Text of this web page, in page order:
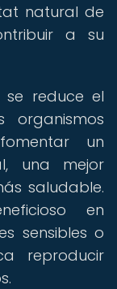
natural de
a su
se reduce el
un
una mejor
saludable.
en
sensibles o
reproducir